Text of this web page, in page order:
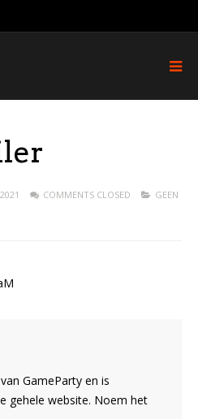
COMMENTS CLOSED
GEEN
GameParty en is
gehele website. Noem het